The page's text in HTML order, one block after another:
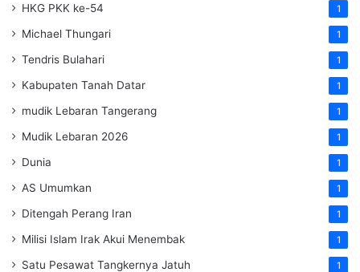
HKG PKK ke-54 1
Michael Thungari 1
Tendris Bulahari 1
Kabupaten Tanah Datar 1
mudik Lebaran Tangerang 1
Mudik Lebaran 2026 1
Dunia 1
AS Umumkan 1
Ditengah Perang Iran 1
Milisi Islam Irak Akui Menembak 1
Satu Pesawat Tangkernya Jatuh 1